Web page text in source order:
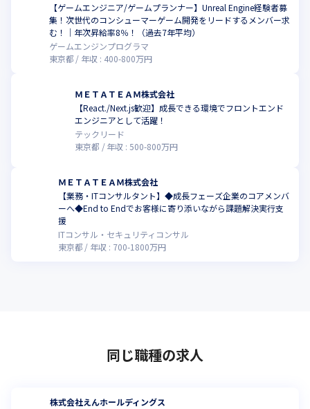
【ゲームエンジニア/ゲームプランナー】Unreal Engine経験者募
集！次世代のコンシューマーゲーム開発をリードするメンバー求
む！｜年次昇給率8％！（過去7年平均）
ゲームエンジンプログラマ
東京都
年収 : 400-800万円
ＭＥＴＡＴＥＡＭ株式会社
【React./Next.js歓迎】成長できる環境でフロントエンド
エンジニアとして活躍！
テックリード
東京都
年収 :500-800万円
ＭＥＴＡＴＥＡＭ株式会社
【業務・ITコンサルタント】◆成長フェーズ企業のコアメンバ
ーへ◆End to Endでお客様に寄り添いながら課題解決実行支
援
ITコンサル・セキュリティコンサル
東京都
年収 : 700-1800万円
同じ職種の求人
株式会社えんホールディングス